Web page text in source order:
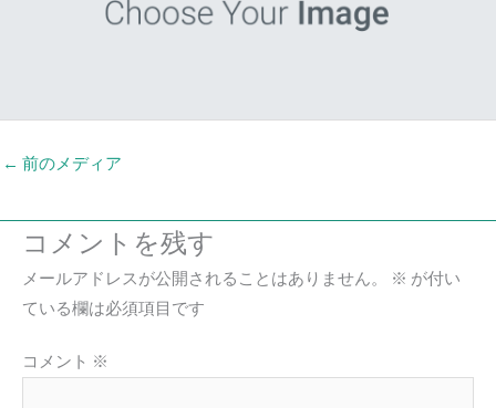
← 前のメディア
コメントを残す
メールアドレスが公開されることはありません。 ※ が付い
ている欄は必須項目です
コメント ※